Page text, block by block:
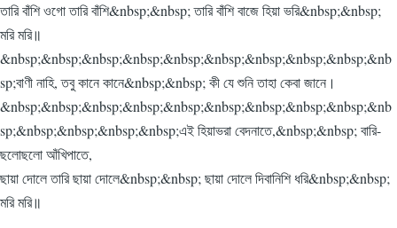
তারি বাঁশি ওগো তারি বাঁশি&nbsp;&nbsp; তারি বাঁশি বাজে হিয়া ভরি&nbsp;&nbsp;
মরি মরি॥
&nbsp;&nbsp;&nbsp;&nbsp;&nbsp;&nbsp;&nbsp;&nbsp;&nbsp;&nb
sp;বাণী নাহি, তবু কানে কানে&nbsp;&nbsp; কী যে শুনি তাহা কেবা জানে।
&nbsp;&nbsp;&nbsp;&nbsp;&nbsp;&nbsp;&nbsp;&nbsp;&nbsp;&nb
sp;&nbsp;&nbsp;&nbsp;&nbsp;এই হিয়াভরা বেদনাতে,&nbsp;&nbsp; বারি-
ছলোছলো আঁখিপাতে,
ছায়া দোলে তারি ছায়া দোলে&nbsp;&nbsp; ছায়া দোলে দিবানিশি ধরি&nbsp;&nbsp;
মরি মরি॥